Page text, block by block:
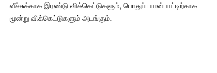
வீச்சுக்காக இரண்டு விக்கெட்டுகளும், பொதுப் பயன்பாட்டிற்காக
மூன்று விக்கெட்டுகளும் அடங்கும்.